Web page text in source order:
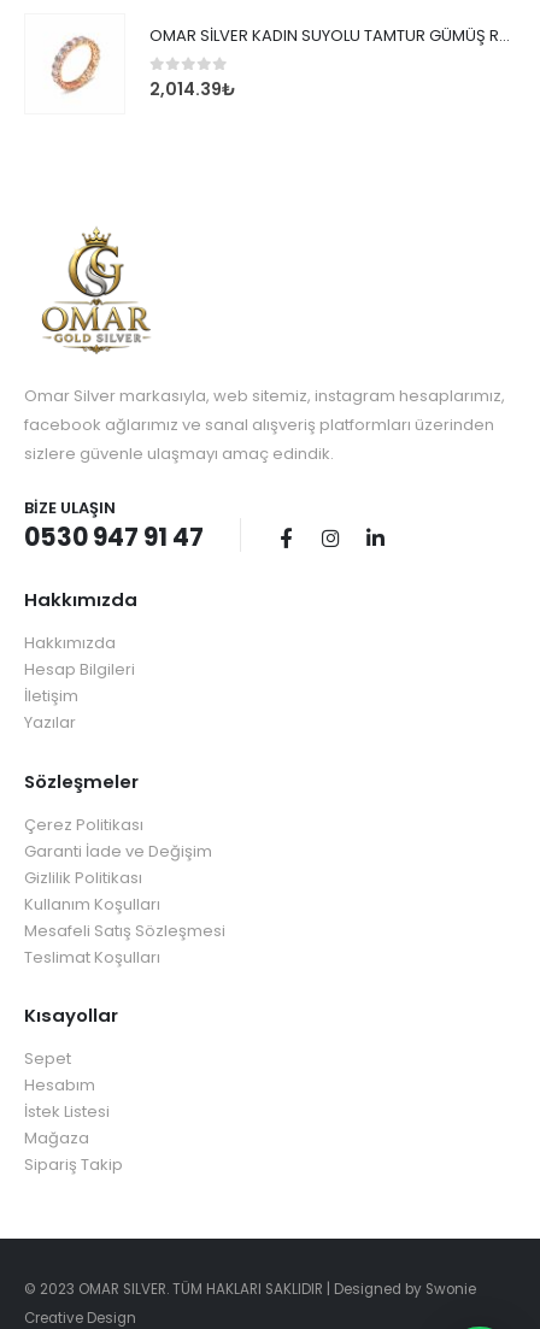
OMAR SİLVER KADIN SUYOLU TAMTUR GÜMÜŞ ROSE YÜZÜK SU YOLU TAMTUR YÜZÜK Omr8149
0 out of 5
2,014.39₺
Omar Silver markasıyla, web sitemiz, instagram hesaplarımız,
facebook ağlarımız ve sanal alışveriş platformları üzerinden
sizlere güvenle ulaşmayı amaç edindik.
BIZE ULAŞIN
0530 947 91 47
Hakkımızda
Hakkımızda
Hesap Bilgileri
İletişim
Yazılar
Sözleşmeler
Çerez Politikası
Garanti İade ve Değişim
Gizlilik Politikası
Kullanım Koşulları
Mesafeli Satış Sözleşmesi
Teslimat Koşulları
Kısayollar
Sepet
Hesabım
İstek Listesi
Mağaza
Sipariş Takip
© 2023 OMAR SILVER. TÜM HAKLARI SAKLIDIR | Designed by Swonie
Creative Design